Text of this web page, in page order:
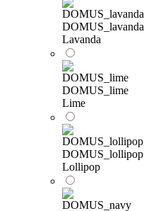
DOMUS_lavanda
Lavanda
DOMUS_lime
Lime
DOMUS_lollipop
Lollipop